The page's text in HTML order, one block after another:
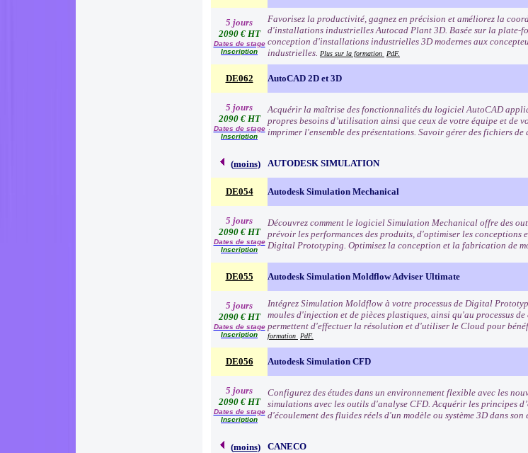
5 jours
2090 € HT
Dates de stage
Inscription
Favorisez la productivité, gagnez en précision et améliorez la
d'installations industrielles Autocad Plant 3D. Basée sur la plate-
conception d'installations industrielles 3D modernes aux
industrielles. Plus sur la formation PdF.
DE062 AutoCAD 2D et 3D
5 jours
2090 € HT
Dates de stage
Inscription
Acquérir la maîtrise des fonctionnalités du logiciel AutoCAD
propres besoins d’utilisation ainsi que ceux de votre équipe et de
imprimer l'ensemble des présentations. Savoir gérer des fichiers
(moins) AUTODESK SIMULATION
DE054 Autodesk Simulation Mechanical
5 jours
2090 € HT
Dates de stage
Inscription
Découvrez comment le logiciel Simulation Mechanical offre des
prévoir les performances des produits, d'optimiser les
Digital Prototyping. Optimisez la conception et la fabrication de
DE055 Autodesk Simulation Moldflow Adviser Ultimate
5 jours
2090 € HT
Dates de stage
Inscription
Intégrez Simulation Moldflow à votre processus de Digital
moules d'injection et de pièces plastiques, ainsi qu'au processus
permettent d'effectuer la résolution et d'utiliser le Cloud pour
formation
PdF.
DE056 Autodesk Simulation CFD
5 jours
2090 € HT
Dates de stage
Inscription
Configurez des études dans un environnement flexible avec les
simulations avec les outils d'analyse CFD. Acquérir les principes
d'écoulement des fluides réels d'un modèle ou système 3D dans
(moins) CANECO